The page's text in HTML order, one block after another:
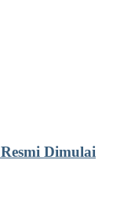
Dimulai